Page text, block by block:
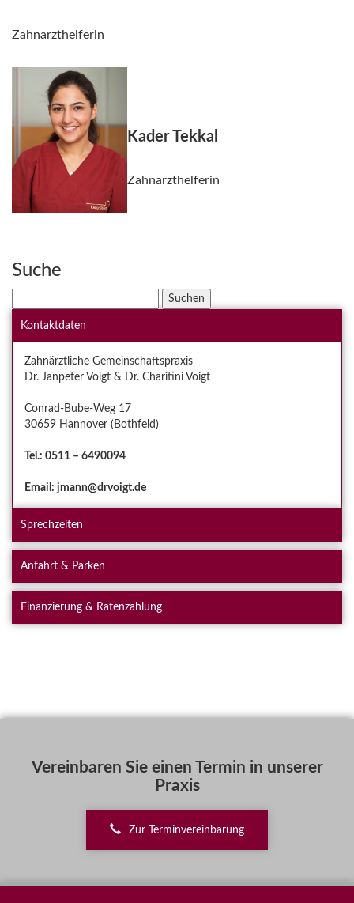
Zahnarzthelferin
Kader Tekkal
Zahnarzthelferin
Suche
nach:
Kontaktdaten
Zahnärztliche Gemeinschaftspraxis
Dr. Janpeter Voigt & Dr. Charitini Voigt
Conrad-Bube-Weg 17
30659 Hannover (Bothfeld)
Tel.: 0511 – 6490094
Email: jmann@drvoigt.de
Sprechzeiten
Anfahrt & Parken
Finanzierung & Ratenzahlung
Vereinbaren Sie einen Termin in unserer
Praxis
Zur Terminvereinbarung